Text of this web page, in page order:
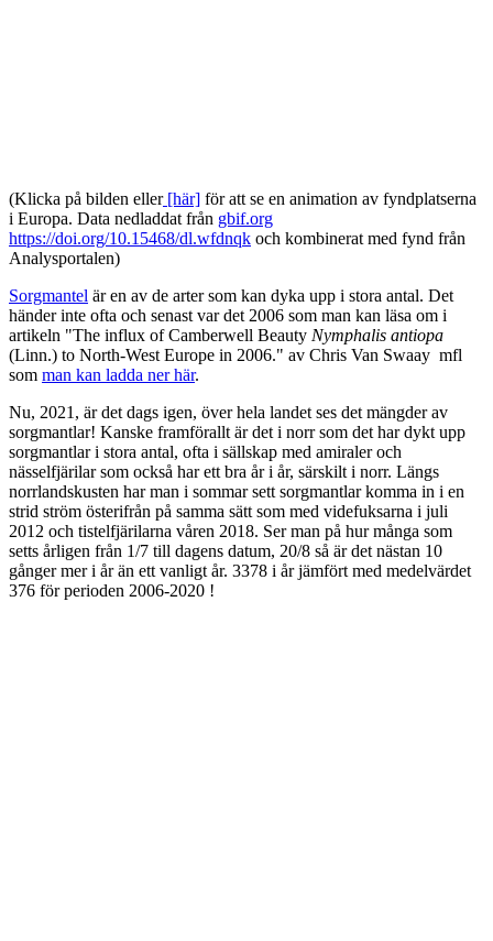
(Klicka på bilden eller[här] för att se en animation av fyndplatserna
i Europa. Data nedladdat från gbif.org
https://doi.org/10.15468/dl.wfdnqk och kombinerat med fynd från
Analysportalen)
Sorgmantel är en av de arter som kan dyka upp i stora antal. Det
händer inte ofta och senast var det 2006 som man kan läsa om i
artikeln "The influx of Camberwell Beauty Nymphalis antiopa
(Linn.) to North-West Europe in 2006." av Chris Van Swaay mfl
som man kan ladda ner här.
Nu, 2021, är det dags igen, över hela landet ses det mängder av
sorgmantlar! Kanske framförallt är det i norr som det har dykt upp
sorgmantlar i stora antal, ofta i sällskap med amiraler och
nässelfjärilar som också har ett bra år i år, särskilt i norr. Längs
norrlandskusten har man i sommar sett sorgmantlar komma in i en
strid ström österifrån på samma sätt som med videfuksarna i juli
2012 och tistelfjärilarna våren 2018. Ser man på hur många som
setts årligen från 1/7 till dagens datum, 20/8 så är det nästan 10
gånger mer i år än ett vanligt år. 3378 i år jämfört med medelvärdet
376 för perioden 2006-2020 !